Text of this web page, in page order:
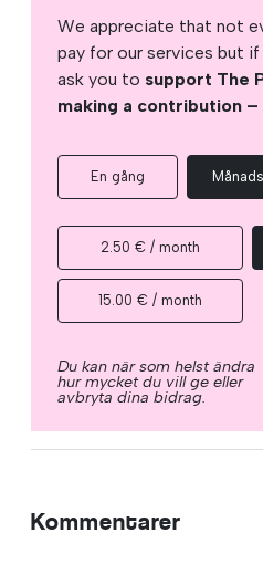
We appreciate that not
pay for our services but
ask you to support The
making a contribution
En gång
2.50 € / month
15.00 € / month
Du kan när som helst ändra
hur mycket du vill ge eller
avbryta dina bidrag.
Kommentarer